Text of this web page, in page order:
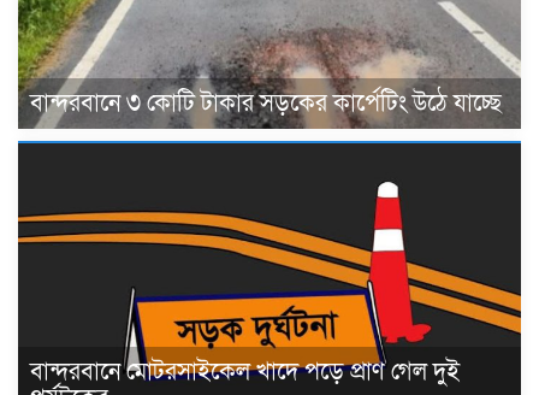
বান্দরবানে ৩ কোটি টাকার সড়কের কার্পেটিং উঠে যাচ্ছে
বান্দরবানে মোটরসাইকেল খাদে পড়ে প্রাণ গেল দুই